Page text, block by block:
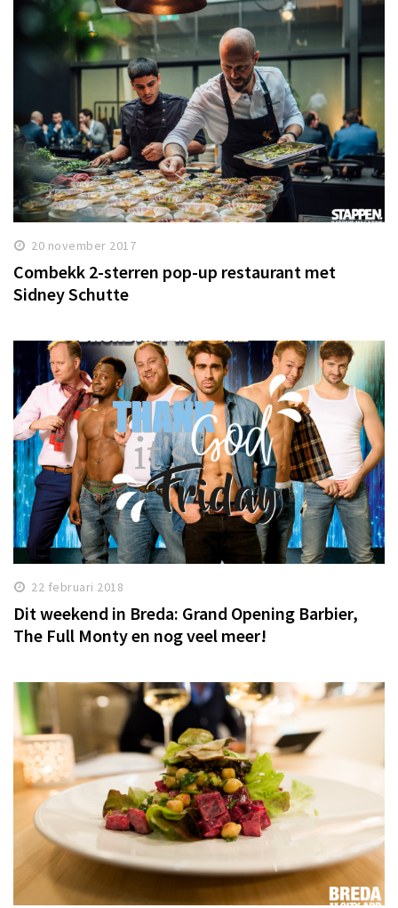
20 november 2017
Combekk 2-sterren pop-up restaurant met
Sidney Schutte
22 februari 2018
Dit weekend in Breda: Grand Opening Barbier,
The Full Monty en nog veel meer!